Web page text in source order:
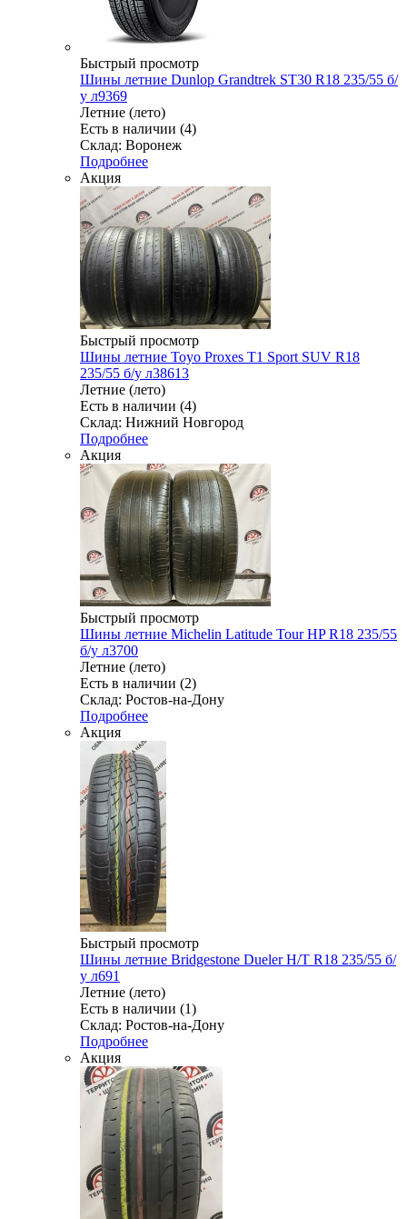
Быстрый просмотр
Шины летние Dunlop Grandtrek ST30 R18 235/55 б/
у л9369
Летние (лето)
Есть в наличии (4)
Склад: Воронеж
Подробнее
Акция
Быстрый просмотр
Шины летние Toyo Proxes T1 Sport SUV R18
235/55 б/у л38613
Летние (лето)
Есть в наличии (4)
Склад: Нижний Новгород
Подробнее
Акция
Быстрый просмотр
Шины летние Michelin Latitude Tour HP R18 235/55
б/у л3700
Летние (лето)
Есть в наличии (2)
Склад: Ростов-на-Дону
Подробнее
Акция
Быстрый просмотр
Шины летние Bridgestone Dueler H/T R18 235/55 б/
у л691
Летние (лето)
Есть в наличии (1)
Склад: Ростов-на-Дону
Подробнее
Акция